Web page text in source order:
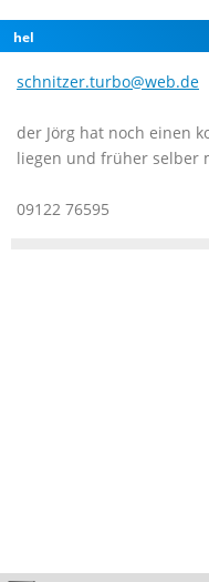
hel
schnitzer.turbo@web.de
der Jörg hat noch einen
liegen und früher selber
09122 76595